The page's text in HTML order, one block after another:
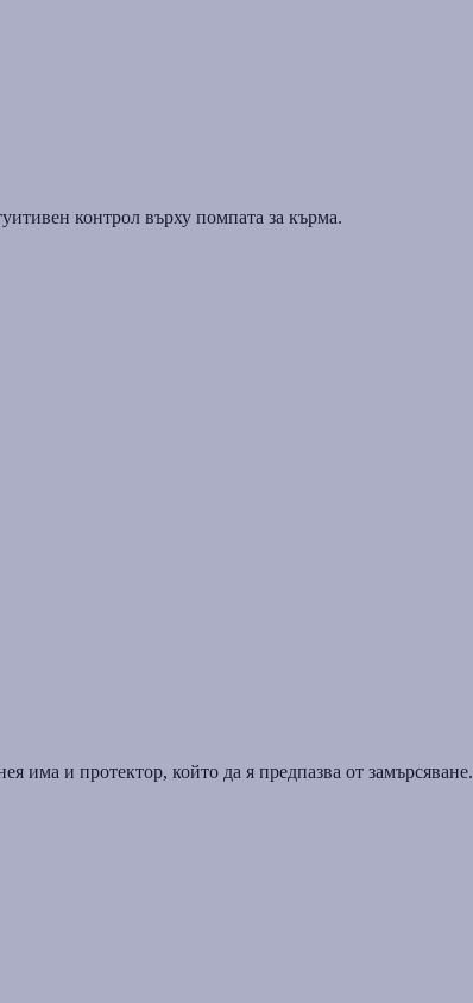
контрол върху помпата за кърма.
има и протектор, който да я предпазва от замърсяване.